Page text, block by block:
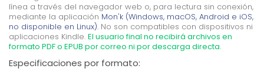
línea a través del navegador web o, para lectura sin conexión,
mediante la aplicación Mon'k (Windows, macOS, Android e iOS,
no disponible en Linux). No son compatibles con dispositivos ni
aplicaciones Kindle. El usuario final no recibirá archivos en
formato PDF o EPUB por correo ni por descarga directa.
Especificaciones por formato: